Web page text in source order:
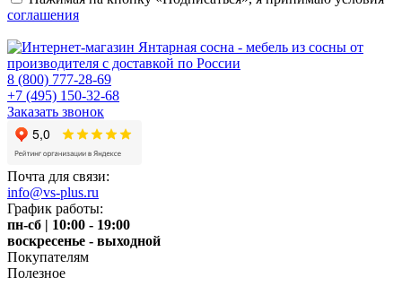
соглашения
8 (800) 777-28-69
+7 (495) 150-32-68
Заказать звонок
Почта для связи:
info@vs-plus.ru
График работы:
пн-сб | 10:00 - 19:00
воскресенье - выходной
Покупателям
Полезное